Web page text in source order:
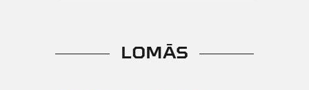
cilvēkiem, bet nesaņem no tiem
LOMĀS